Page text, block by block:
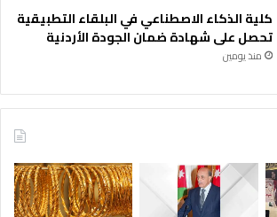
كلية الذكاء الاصطناعي في البلقاء التطبيقية
تحصل على شهادة ضمان الجودة الأردنية
منذ يومين